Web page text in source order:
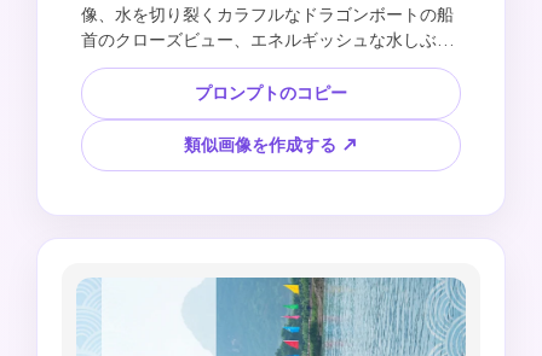
像、水を切り裂くカラフルなドラゴンボートの船
首のクローズビュー、エネルギッシュな水しぶ
き、竹の葉の角の装飾、日の出の照明、大胆な空
白の見出しゾーンと下部のスケジュールパネル、
インパクトの高いスポーツフェスティバルのレイ
アウト、読みやすいテキストなし、チームのロゴ
なし、ブランドのユニフォームなし、著作権で保
プロンプトのコピー
類似画像を作成する ↗